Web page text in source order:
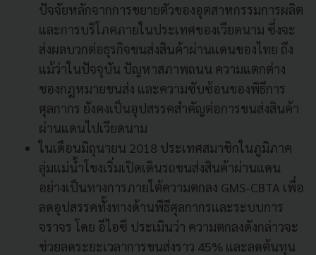
ปัจจัยหลักจากการขยายตัวของอุตสาหกรรมการผลิต
และการบริโภคภายในประเทศของเวียดนาม ซึ่งจะ
ส่งผลบวกต่อธุรกิจขนส่งสินค้าผ่านแดนของไทย ถึง
แม้ว่าในปัจจุบัน ปัญหาสภาพถนน ความแตกต่าง
ของกฎหมายขนส่ง และความซับซ้อนของพิธีการ
ศุลกากร ยังคงเป็นอุปสรรคสำคัญต่อการขนส่งสินค้า
ผ่านแดนไปเวียดนาม
ในเดือนมิถุนายน 2018 ประเทศสมาชิกในภูมิภาค
ลุ่มแม่น้ำโขงเริ่มเปิดเดินรถขนส่งสินค้าผ่านแดน
อย่างเป็นทางการภายใต้ความตกลง GMS-CBTA เพื่อ
ลดอุปสรรคทั้งทางด้านพีธีศุลกากรและระบบการ
จราจร โดย อีไอซี ประเมินว่า ความตกลงดังกล่าวจะ
ช่วยลดระยะเวลาการขนส่งราว 45% และลดต้นทุน